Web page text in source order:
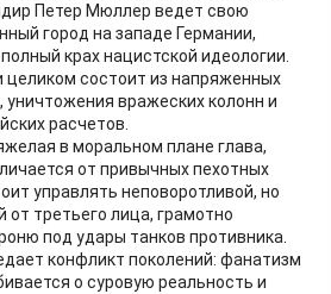
Петер Мюллер ведет свою
город на западе Германии,
крах нацистской идеологии.
целиком состоит из напряженных
уничтожения вражеских колонн и
расчетов.
в моральном плане глава,
от привычных пехотных
управлять неповоротливой, но
третьего лица, грамотно
под удары танков противника.
конфликт поколений: фанатизм
о суровую реальность и